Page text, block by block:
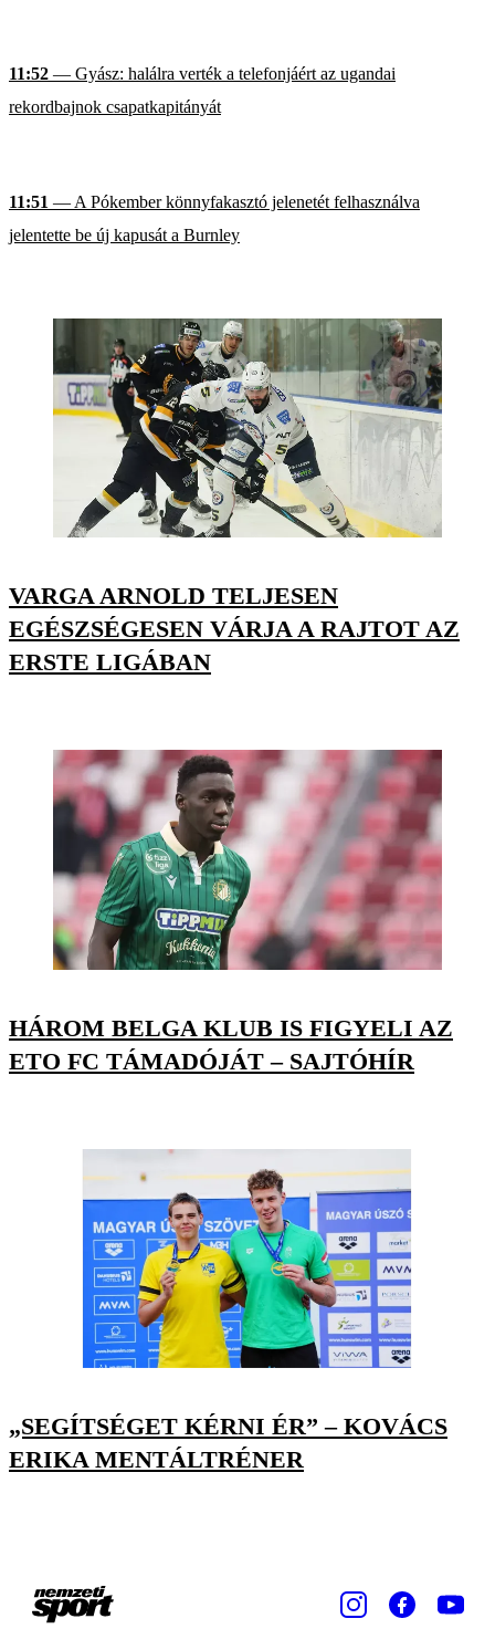
11:52 — Gyász: halálra verték a telefonjáért az ugandai
rekordbajnok csapatkapitányát
11:51 — A Pókember könnyfakasztó jelenetét felhasználva
jelentette be új kapusát a Burnley
VARGA ARNOLD TELJESEN
EGÉSZSÉGESEN VÁRJA A RAJTOT AZ
ERSTE LIGÁBAN
HÁROM BELGA KLUB IS FIGYELI AZ
ETO FC TÁMADÓJÁT – SAJTÓHÍR
„SEGÍTSÉGET KÉRNI ÉR” – KOVÁCS
ERIKA MENTÁLTRÉNER